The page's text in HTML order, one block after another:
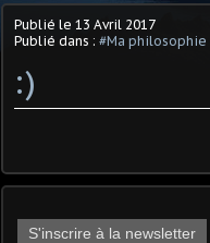
Publié le 13 Avril 2017
Publié dans : #Ma philosophie
:)
S'inscrire à la newsletter